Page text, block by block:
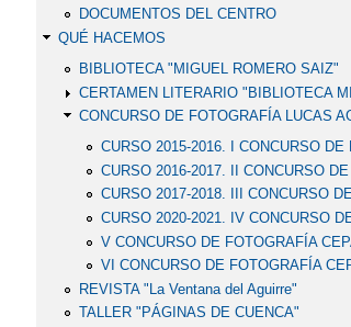
DOCUMENTOS DEL CENTRO
QUÉ HACEMOS
BIBLIOTECA "MIGUEL ROMERO SAIZ"
CERTAMEN LITERARIO "BIBLIOTECA
CONCURSO DE FOTOGRAFÍA LUCAS
CURSO 2015-2016. I CONCURSO
CURSO 2016-2017. II CONCURSO
CURSO 2017-2018. III CONCURSO
CURSO 2020-2021. IV CONCURSO
V CONCURSO DE FOTOGRAFÍA
VI CONCURSO DE FOTOGRAFÍA
REVISTA "La Ventana del Aguirre"
TALLER "PÁGINAS DE CUENCA"